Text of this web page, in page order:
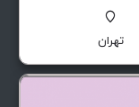
تهران